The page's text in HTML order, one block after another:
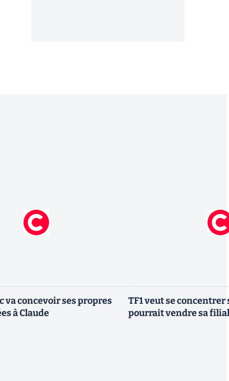
va concevoir ses propres
à Claude
TF1 veut se
pourrait vendre sa